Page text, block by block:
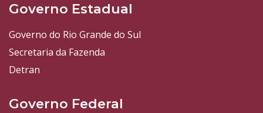
Governo Estadual
Governo do Rio Grande do Sul
Secretaria da Fazenda
Detran
Governo Federal